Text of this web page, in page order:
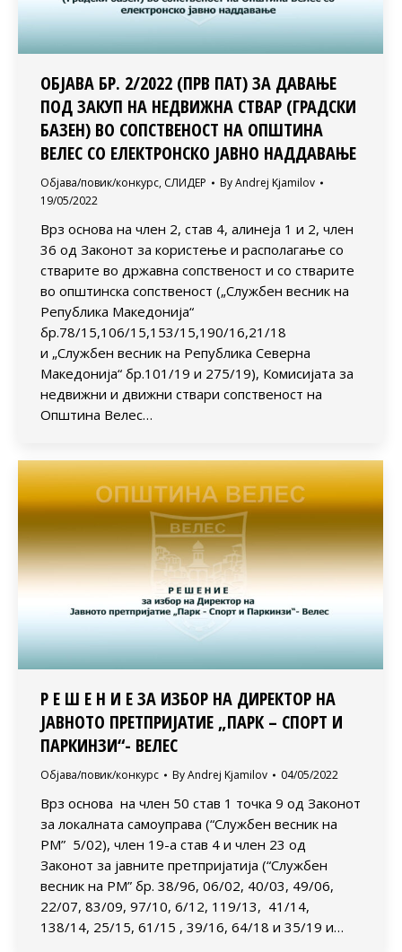
ОБЈАВА БР. 2/2022 (ПРВ ПАТ) ЗА ДАВАЊЕ
ПОД ЗАКУП НА НЕДВИЖНА СТВАР (ГРАДСКИ
БАЗЕН) ВО СОПСТВЕНОСТ НА ОПШТИНА
ВЕЛЕС СО ЕЛЕКТРОНСКО ЈАВНО НАДДАВАЊЕ
Објава/повик/конкурс, СЛИДЕР ByAndrej Kjamilov
19/05/2022
Врз основа на член 2, став 4, алинеја 1 и 2, член
36 од Законот за користење и располагање со
стварите во државна сопственост и со стварите
во општинска сопственост („Службен весник на
Република Македонија“
бр.78/15,106/15,153/15,190/16,21/18
и „Службен весник на Република Северна
Македонија“ бр.101/19 и 275/19), Комисијата за
недвижни и движни ствари сопственост на
Општина Велес…
Р Е Ш Е Н И Е ЗА ИЗБОР НА ДИРЕКТОР НА
ЈАВНОТО ПРЕТПРИЈАТИЕ „ПАРК – СПОРТ И
ПАРКИНЗИ“- ВЕЛЕС
Објава/повик/конкурс ByAndrej Kjamilov 04/05/2022
Врз основа на член 50 став 1 точка 9 од Законот
за локалната самоуправа (“Службен весник на
РМ” 5/02), член 19-а став 4 и член 23 од
Законот за јавните претпријатија (“Службен
весник на РМ” бр. 38/96, 06/02, 40/03, 49/06,
22/07, 83/09, 97/10, 6/12, 119/13, 41/14,
138/14, 25/15, 61/15 , 39/16, 64/18 и 35/19 и…